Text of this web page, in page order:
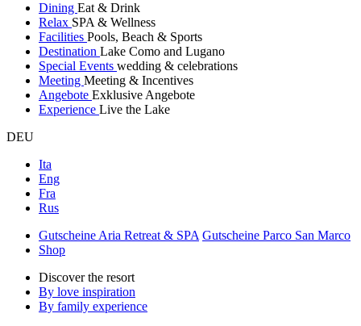
Dining Eat & Drink
Relax SPA & Wellness
Facilities Pools, Beach & Sports
Destination Lake Como and Lugano
Special Events wedding & celebrations
Meeting Meeting & Incentives
Angebote Exklusive Angebote
Experience Live the Lake
DEU
Ita
Eng
Fra
Rus
Gutscheine Aria Retreat & SPA Gutscheine Parco San Marco
Shop
Discover the resort
By love inspiration
By family experience